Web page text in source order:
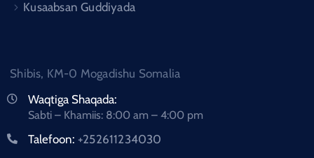
Kusaabsan Guddiyada
Shibis, KM-0 Mogadishu Somalia
Waqtiga Shaqada:
Sabti – Khamiis: 8:00 am – 4:00 pm
Talefoon: +252611234030